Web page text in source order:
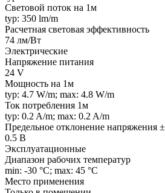
Световой поток на 1м
typ: 350 lm/m
Расчетная световая эффективность
74 лм/Вт
Электрические
Напряжение питания
24 V
Мощность на 1м
typ: 4.7 W/m; max: 4.8 W/m
Ток потребления 1м
typ: 0.2 A/m; max: 0.2 A/m
Предельное отклонение напряжения ±
0.5 В
Эксплуатационные
Диапазон рабочих температур
min: -30 °C; max: 45 °C
Место применения